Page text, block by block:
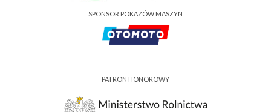
SPONSOR POKAZÓW MASZYN
PATRON HONOROWY